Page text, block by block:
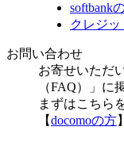
softbank
クレジ
お問い合わせ
お寄せいただ
（FAQ）」に
まずはこちら
【docomoの方